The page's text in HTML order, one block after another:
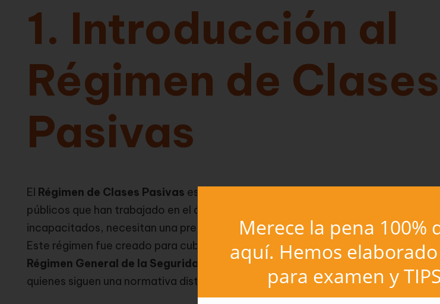
1. Introducción al
Régimen de Clases
Pasivas
El Régimen de Clases Pasivas es un sistema de pensiones destinado a los
públicos que han trabajado en el ámbito del sector público y que, una vez
incapacitados, necesitan una prestación económica que les permita vivir de
Este régimen fue creado para cubrir las necesidades de los funcionarios que no
Régimen General de la Seguridad Social , como es el caso de los funcionarios
quienes siguen una normativa distinta en cuanto a sus derechos y prestaciones.
Merece la pena 100%
aquí. Hemos
para examen y